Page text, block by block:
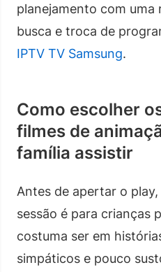
planejamento com uma
busca e troca de
IPTV TV Samsung.
Como escolher
filmes de
família assistir
Antes de apertar o
sessão é para crianças
costuma ser em
simpáticos e pouco